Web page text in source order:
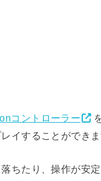
コントローラー
イすることができま
ちたり、操作が安